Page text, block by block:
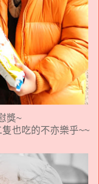
獎~
也吃的不亦樂乎~~